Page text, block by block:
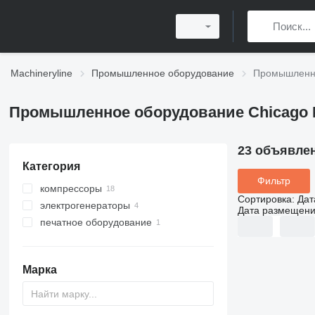
Machineryline Промышленное оборудование
Промышленное оборудование Chicago
Категория
компрессоры
передвижные компрессоры
стационарные компрессоры
электрогенераторы
бензиновые генераторы
печатное оборудование
Марка
23
Фильтр
Сортировка:
Дата